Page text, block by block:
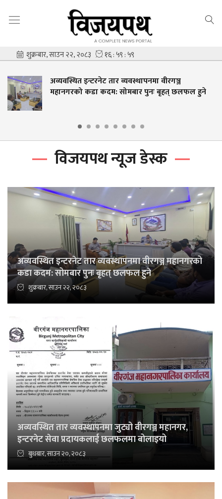
छलफल हुने
अव्यवस्थित तार व्यवस्थापनमा जुट्यो
इन्टरनेट सेवा प्रदायकलाई
विजयपथ न्यूज डेस्क
अव्यवस्थित इन्टरनेट तार व्यवस्थापनमा वीरगञ्ज महानगरको
कडा कदम: सोमबार पुनः बृहत् छलफल हुने
शुक्रबार, साउन २२, २०८३
अव्यवस्थित तार व्यवस्थापनमा जुट्यो वीरगञ्ज महानगर,
इन्टरनेट सेवा प्रदायकलाई छलफलमा बोलाइयो
बुधबार, साउन २०, २०८३